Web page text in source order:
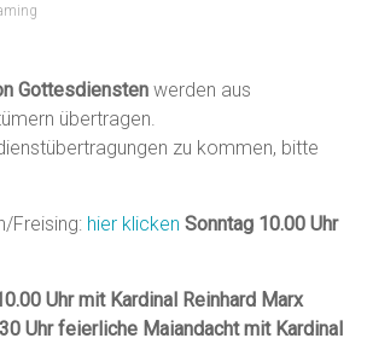
Gottesdiensten werden aus
übertragen.
zu kommen, bitte
Freising: hier klicken Sonntag 10.00 Uhr
Uhr mit Kardinal Reinhard Marx
Uhr feierliche Maiandacht mit Kardinal